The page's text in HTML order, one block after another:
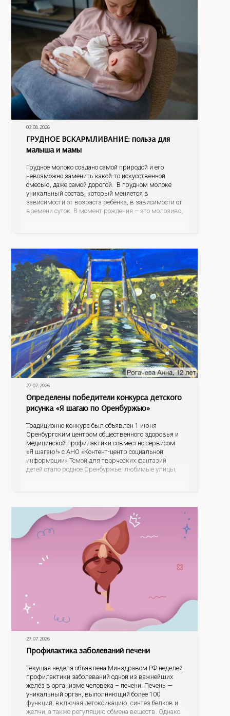
03.08.2026
ГРУДНОЕ ВСКАРМЛИВАНИЕ: польза для
малыша и мамы
Грудное молоко создано самой природой и его
невозможно заменить какой-то искусственной
смесью, даже самой дорогой. В грудном молоке
уникальный состав, который меняется в
зависимости от возраста ребёнка, в зависимости от
времени суток. В момент рождения – это молозиво,
27.07.2026
Определены победители конкурса детского
рисунка «Я шагаю по Оренбуржью»
Традиционно конкурс был объявлен 1 июня
Оренбургским центром общественного здоровья и
медицинской профилактики совместно сервисом
«Я шагаю!» с АНО «Контент-центр социальной
информации» Темой для творческих фантазий
детей стало родное Оренбуржье: любимые улицы,
27.07.2026
Профилактика заболеваний печени
Текущая неделя объявлена Минздравом РФ неделей
профилактики заболеваний одной из важнейших
желёз в организме человека – печени. Печень —
уникальный орган, выполняющий более 100
функций, включая детоксикацию, синтез белков и
желчи, а также регуляцию обмена веществ. Однако